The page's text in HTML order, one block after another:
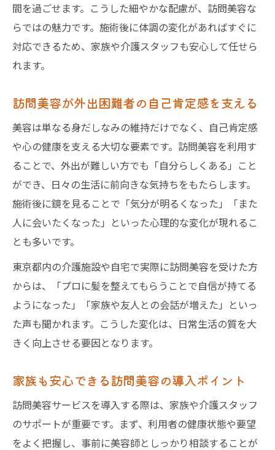
間を過ごせます。こうした細やかな配慮が、訪問美容な
らではの魅力です。施術後に体調の変化があればすぐに
対応できるため、家族や介護スタッフも安心して任せら
れます。
訪問美容が外出困難者の自己肯定感を支える
美容は単なる身だしなみの維持だけでなく、自己肯定感
や心の健康を支える大切な要素です。訪問美容を利用す
ることで、外出が難しい方でも「自分らしくある」こと
ができ、日々の生活に前向きな気持ちをもたらします。
施術後に鏡を見ることで「気分が明るくなった」「また
人に会いたくなった」といった心理的な変化が現れるこ
とも多いです。
東京都内の介護施設や自宅で実際に訪問美容を受けた方
からは、「プロに髪を整えてもらうことで自信が持てる
ようになった」「家族や友人との会話が増えた」といっ
た声も聞かれます。こうした変化は、日常生活の質を大
きく向上させる要因となります。
家族も安心できる訪問美容の導入ポイント
訪問美容サービスを導入する際は、家族や介護スタッフ
のサポートが重要です。まず、利用者の健康状態や要望
をよく把握し、事前に美容師としっかり相談することが